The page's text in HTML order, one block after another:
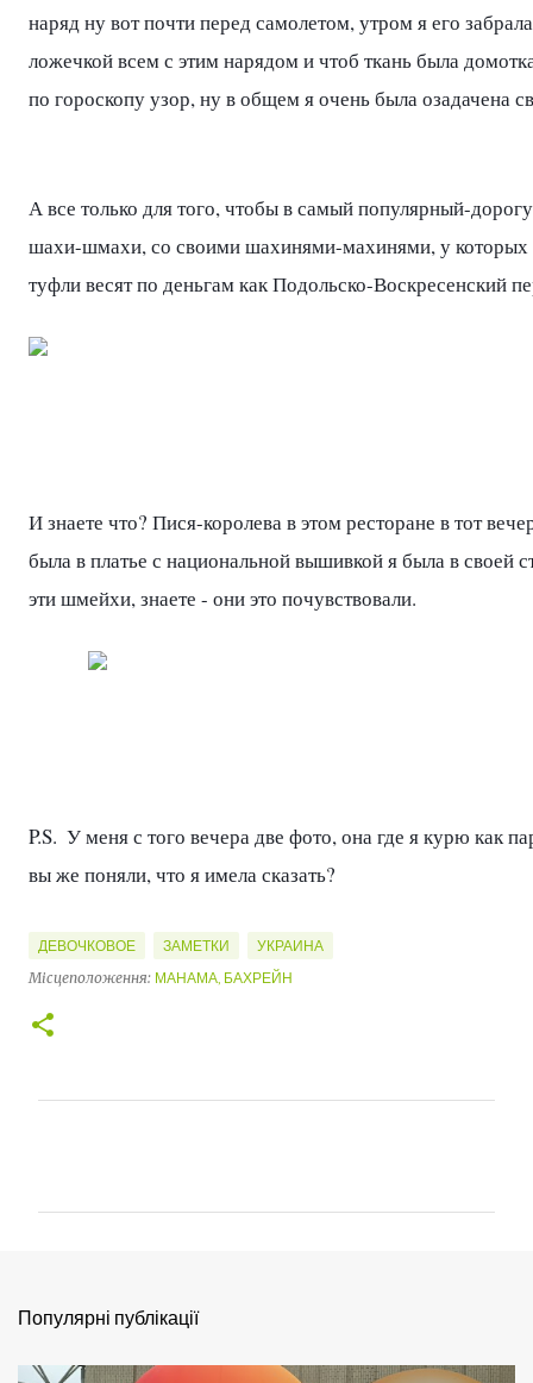
наряд ну вот почти перед самолетом, утром я его
ложечкой всем с этим нарядом и чтоб ткань была
по гороскопу узор, ну в общем я очень была озадачена
А все только для того, чтобы в самый популярный-
шахи-шмахи, со своими шахинями-махинями, у которых
туфли весят по деньгам как Подольско-Воскресенский
И знаете что? Пися-королева в этом ресторане в тот
была в платье с национальной вышивкой я была в своей
эти шмейхи, знаете - они это почувствовали.
P.S.  У меня с того вечера две фото, она где я курю как
вы же поняли, что я имела сказать?
ДЕВОЧКОВОЕ ЗАМЕТКИ
УКРАИНА
Місцеположення: МАНАМА, БАХРЕЙН
р
Популярні публікації